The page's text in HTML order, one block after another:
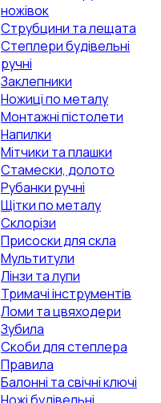
ножівок
Струбцини та лещата
Степлери будівельні
ручні
Заклепники
Ножиці по металу
Монтажні пістолети
Напилки
Мітчики та плашки
Стамески, долото
Рубанки ручні
Щітки по металу
Склорізи
Присоски для скла
Мультитули
Лінзи та лупи
Тримачі інструментів
Ломи та цвяходери
Зубила
Скоби для степлера
Правила
Балонні та свічні ключі